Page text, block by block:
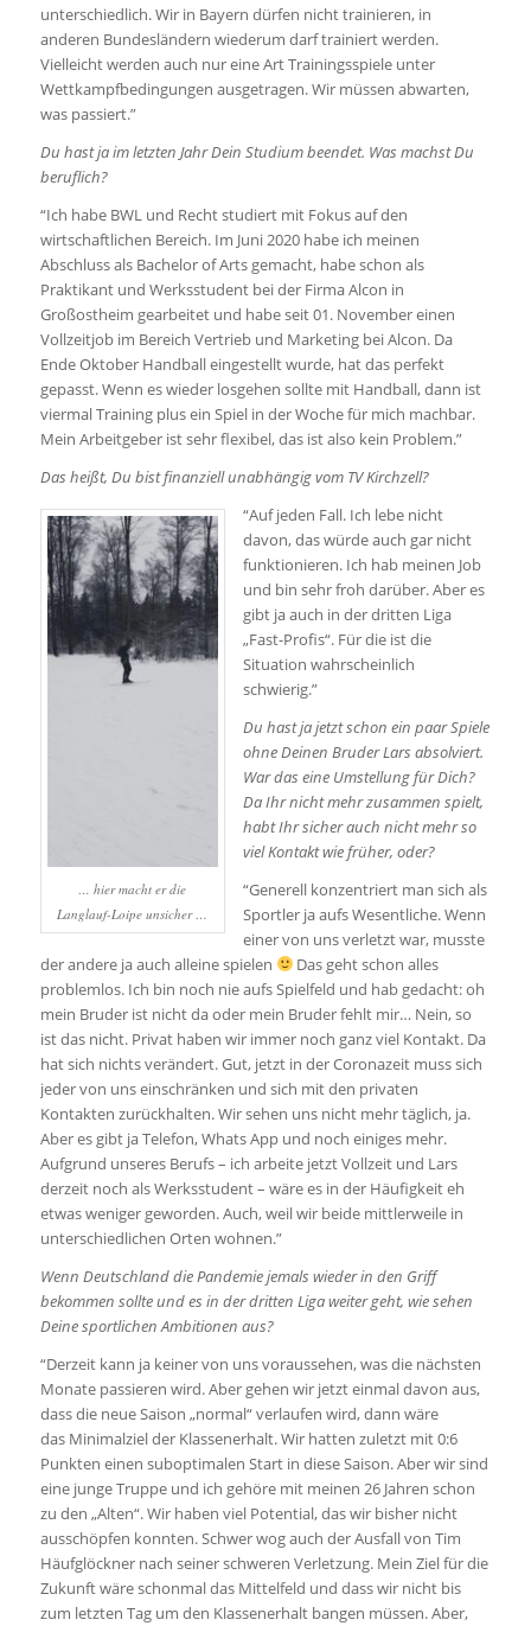
unterschiedlich. Wir in Bayern dürfen nicht trainieren, in
anderen Bundesländern wiederum darf trainiert werden.
Vielleicht werden auch nur eine Art Trainingsspiele unter
Wettkampfbedingungen ausgetragen. Wir müssen abwarten,
was passiert.”
Du hast ja im letzten Jahr Dein Studium beendet. Was machst Du
beruflich?
“Ich habe BWL und Recht studiert mit Fokus auf den
wirtschaftlichen Bereich. Im Juni 2020 habe ich meinen
Abschluss als Bachelor of Arts gemacht, habe schon als
Praktikant und Werksstudent bei der Firma Alcon in
Großostheim gearbeitet und habe seit 01. November einen
Vollzeitjob im Bereich Vertrieb und Marketing bei Alcon. Da
Ende Oktober Handball eingestellt wurde, hat das perfekt
gepasst. Wenn es wieder losgehen sollte mit Handball, dann ist
viermal Training plus ein Spiel in der Woche für mich machbar.
Mein Arbeitgeber ist sehr flexibel, das ist also kein Problem.”
Das heißt, Du bist finanziell unabhängig vom TV Kirchzell?
… hier macht er die
Langlauf-Loipe unsicher …
“Auf jeden Fall. Ich lebe nicht
davon, das würde auch gar nicht
funktionieren. Ich hab meinen Job
und bin sehr froh darüber. Aber es
gibt ja auch in der dritten Liga
„Fast-Profis“. Für die ist die
Situation wahrscheinlich
schwierig.”
Du hast ja jetzt schon ein paar Spiele
ohne Deinen Bruder Lars absolviert.
War das eine Umstellung für Dich?
Da Ihr nicht mehr zusammen spielt,
habt Ihr sicher auch nicht mehr so
viel Kontakt wie früher, oder?
“Generell konzentriert man sich als
Sportler ja aufs Wesentliche. Wenn
einer von uns verletzt war, musste
der andere ja auch alleine spielen
Das geht schon alles
problemlos. Ich bin noch nie aufs Spielfeld und hab gedacht: oh
mein Bruder ist nicht da oder mein Bruder fehlt mir… Nein, so
ist das nicht. Privat haben wir immer noch ganz viel Kontakt. Da
hat sich nichts verändert. Gut, jetzt in der Coronazeit muss sich
jeder von uns einschränken und sich mit den privaten
Kontakten zurückhalten. Wir sehen uns nicht mehr täglich, ja.
Aber es gibt ja Telefon, Whats App und noch einiges mehr.
Aufgrund unseres Berufs – ich arbeite jetzt Vollzeit und Lars
derzeit noch als Werksstudent – wäre es in der Häufigkeit eh
etwas weniger geworden. Auch, weil wir beide mittlerweile in
unterschiedlichen Orten wohnen.”
Wenn Deutschland die Pandemie jemals wieder in den Griff
bekommen sollte und es in der dritten Liga weiter geht, wie sehen
Deine sportlichen Ambitionen aus?
“Derzeit kann ja keiner von uns voraussehen, was die nächsten
Monate passieren wird. Aber gehen wir jetzt einmal davon aus,
dass die neue Saison „normal“ verlaufen wird, dann wäre
das Minimalziel der Klassenerhalt. Wir hatten zuletzt mit 0:6
Punkten einen suboptimalen Start in diese Saison. Aber wir sind
eine junge Truppe und ich gehöre mit meinen 26 Jahren schon
zu den „Alten“. Wir haben viel Potential, das wir bisher nicht
ausschöpfen konnten. Schwer wog auch der Ausfall von Tim
Häufglöckner nach seiner schweren Verletzung. Mein Ziel für die
Zukunft wäre schonmal das Mittelfeld und dass wir nicht bis
zum letzten Tag um den Klassenerhalt bangen müssen. Aber,